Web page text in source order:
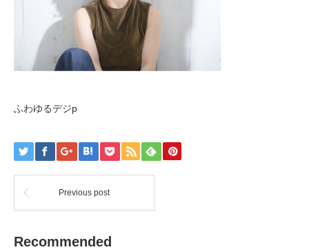
ふわゆるデジp
Previous post
Recommended